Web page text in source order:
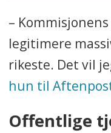
–
legitimere
rikeste. Det vil
hun til
Offentlige